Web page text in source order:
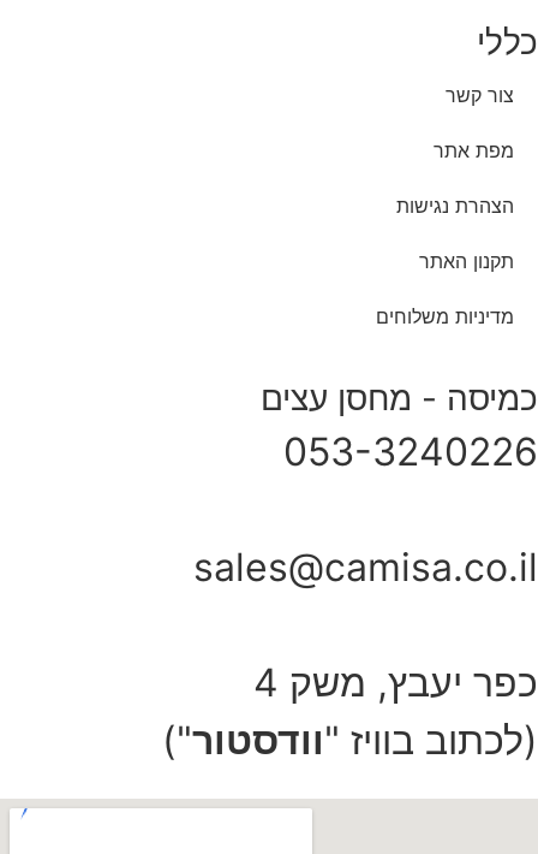
כללי
צור קשר
מפת אתר
הצהרת נגישות
תקנון האתר
מדיניות משלוחים
כמיסה - מחסן עצים
053-3240226
sales@camisa.co.il
כפר יעבץ, משק 4
(לכתוב בוויז "וודסטור")